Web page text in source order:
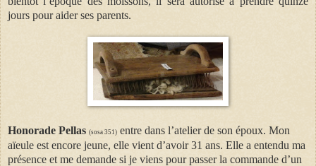
jours pour aider ses parents.
Honorade Pellas (sosa 351) entre dans l’atelier de son époux. Mon
aïeule est encore jeune, elle vient d’avoir 31 ans. Elle a entendu ma
présence et me demande si je viens pour passer la commande d’un